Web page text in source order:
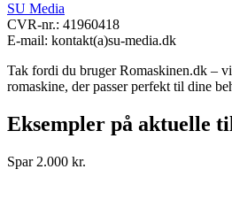
SU Media
CVR-nr.: 41960418
E-mail: kontakt(a)su-media.dk
Tak fordi du bruger Romaskinen.dk –
romaskine, der passer perfekt til dine
Eksempler på aktuelle
Spar 2.000 kr.